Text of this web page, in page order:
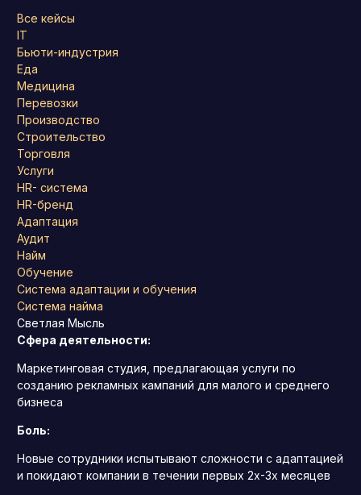
Все кейсы
IT
Бьюти-индустрия
Еда
Медицина
Перевозки
Производство
Строительство
Торговля
Услуги
HR- система
HR-бренд
Адаптация
Аудит
Найм
Обучение
Система адаптации и обучения
Система найма
Светлая Мысль
Сфера деятельности:
Маркетинговая студия, предлагающая услуги по
созданию рекламных кампаний для малого и среднего
бизнеса
Боль:
Новые сотрудники испытывают сложности с адаптацией
и покидают компании в течении первых 2х-3х месяцев